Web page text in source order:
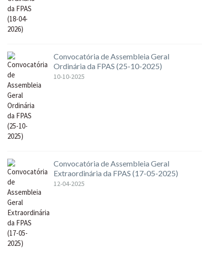
Convocatória de Assembleia Geral
Ordinária da FPAS (25-10-2025)
10-10-2025
Convocatória de Assembleia Geral
Extraordinária da FPAS (17-05-2025)
12-04-2025